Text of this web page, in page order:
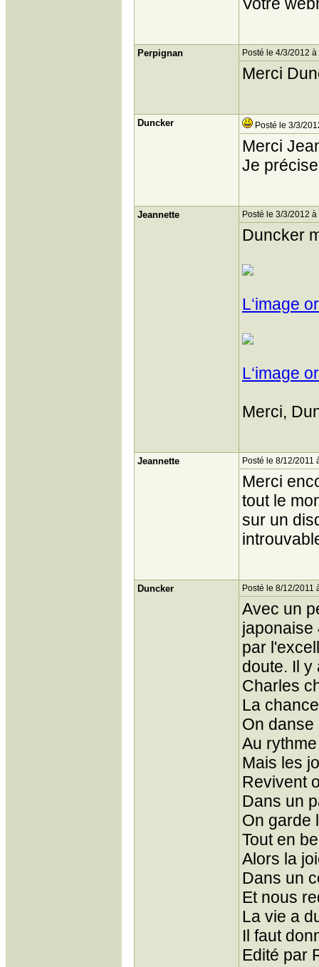
Perpignan Posté le 4/3/2012
Merci
Duncker Posté le 3/3/
Merci
Je
Jeannette Posté le 3/3/2012
Duncker
L‘image
L‘image
Merci,
Jeannette Posté le 8/12/2011
Merci
tout le
sur un
Duncker Posté le 8/12/2011
Avec un
japonaise
par
doute. Il y
Charles
La
On
Au
Mais les
Revivent
Dans un
On garde
Tout en
Alors la
Dans un
Et nous
La vie a
Il faut
Edité par